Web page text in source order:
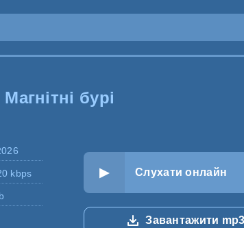
бурі
kbps Слухати онлайн
Завантажити